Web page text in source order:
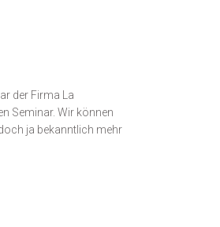
der Firma La
Seminar. Wir können
ja bekanntlich mehr